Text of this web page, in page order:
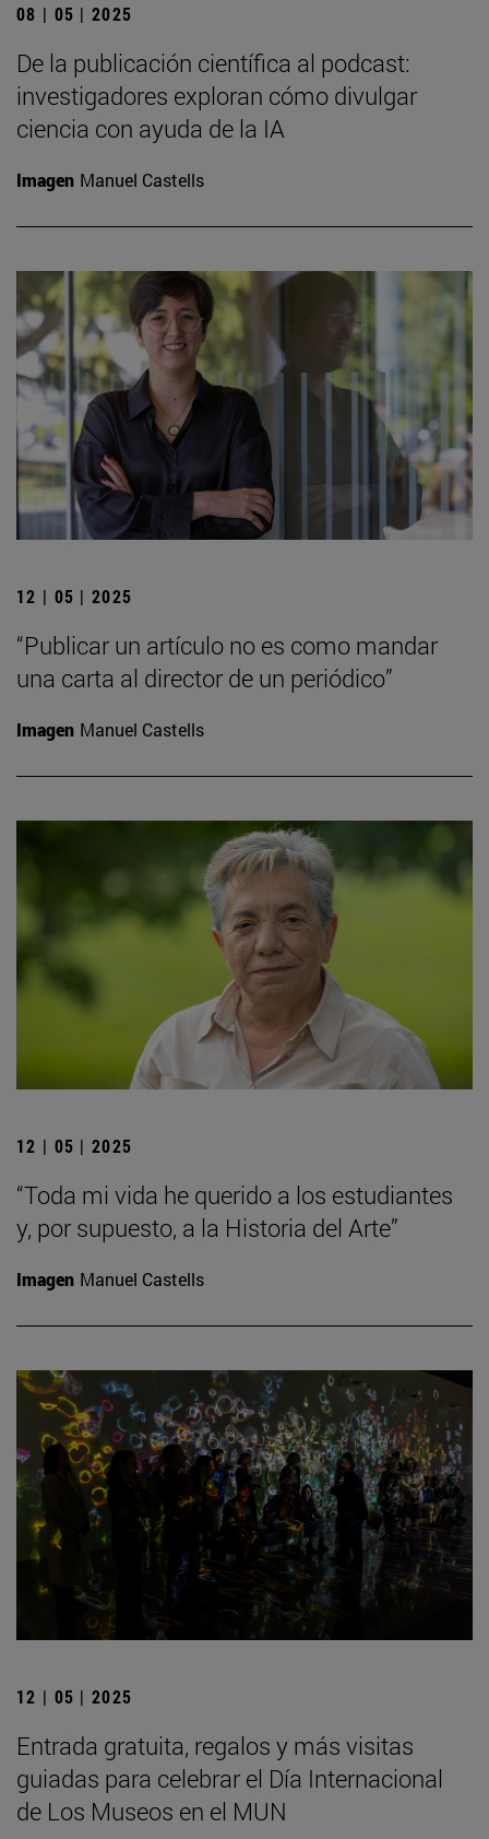
08 | 05 | 2025
De la publicación científica al podcast:
investigadores exploran cómo divulgar
ciencia con ayuda de la IA
Imagen Manuel Castells
12 | 05 | 2025
“Publicar un artículo no es como mandar
una carta al director de un periódico”
Imagen Manuel Castells
12 | 05 | 2025
“Toda mi vida he querido a los estudiantes
y, por supuesto, a la Historia del Arte”
Imagen Manuel Castells
12 | 05 | 2025
Entrada gratuita, regalos y más visitas
guiadas para celebrar el Día Internacional
de Los Museos en el MUN